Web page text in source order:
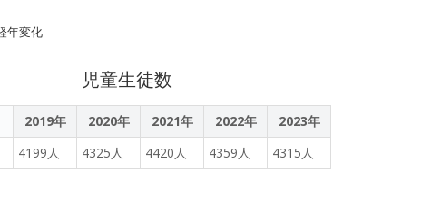
年変化
児童生徒数
2019年 2020年 2021年 2022年
2023年
4199人 4325人 4420人 4359人 4315人